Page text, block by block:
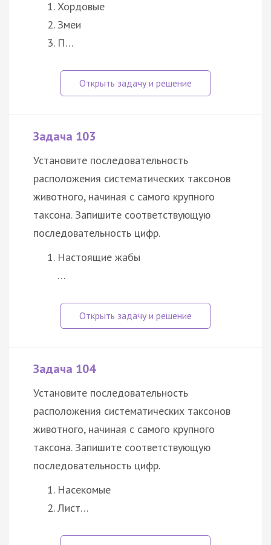
Хордовые
Змеи
П…
Задача 103
Установите последовательность
расположения систематических таксонов
животного, начиная с самого крупного
таксона. Запишите соответствующую
последовательность цифр.
Настоящие жабы
…
Задача 104
Установите последовательность
расположения систематических таксонов
животного, начиная с самого крупного
таксона. Запишите соответствующую
последовательность цифр.
Насекомые
Лист…